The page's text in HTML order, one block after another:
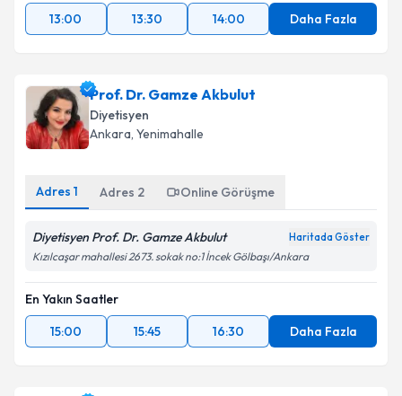
13:00
13:30 14:00 Daha Fazla
Prof. Dr. Gamze Akbulut
Diyetisyen
Ankara, Yenimahalle
Adres 1 Adres 2 Online Görüşme
Diyetisyen Prof. Dr. Gamze Akbulut Haritada Göster
Kızılcaşar mahallesi 2673. sokak no:1 İncek Gölbaşı/Ankara
En Yakın Saatler
15:00
15:45 16:30 Daha Fazla